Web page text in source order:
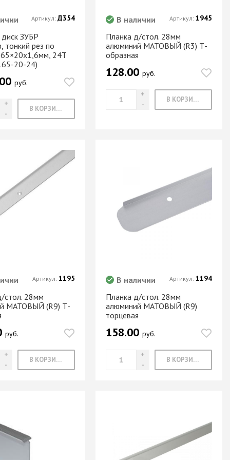
ЗУБР
тонкий рез по
24T
20-24)
руб.
В КОРЗИНУ
Артикул:Д354
Планка д/стол. 28мм
алюминий МАТОВЫЙ (R3) Т-
образная
В наличии
128.00руб.
В КОРЗИНУ
Артикул: 1945
стол. 28мм
МАТОВЫЙ (R9) Т-
руб.
В КОРЗИНУ
Артикул:1195
Планка д/стол. 28мм
алюминий МАТОВЫЙ (R9)
торцевая
В наличии
158.00руб.
В КОРЗИНУ
Артикул: 1194